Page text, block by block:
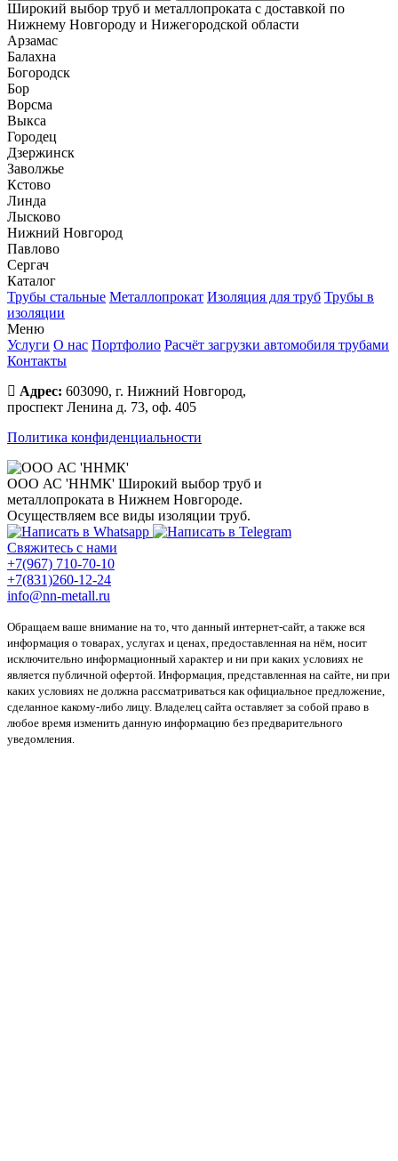
Широкий выбор труб и металлопроката с доставкой по
Нижнему Новгороду и Нижегородской области
Арзамас
Балахна
Богородск
Бор
Ворсма
Выкса
Городец
Дзержинск
Заволжье
Кстово
Линда
Лысково
Нижний Новгород
Павлово
Сергач
Каталог
Трубы стальные Металлопрокат Изоляция для труб Трубы в
изоляции
Меню
Услуги О нас Портфолио Расчёт загрузки автомобиля трубами
Контакты
Адрес: 603090, г. Нижний Новгород,
проспект Ленина д. 73, оф. 405
Политика конфиденциальности
ООО АС 'ННМК' Широкий выбор труб и
металлопроката в Нижнем Новгороде.
Осуществляем все виды изоляции труб.
Свяжитесь с нами
+7(967) 710-70-10
+7(831)260-12-24
info@nn-metall.ru
Обращаем ваше внимание на то, что данный интернет-сайт, а также вся
информация о товарах, услугах и ценах, предоставленная на нём, носит
исключительно информационный характер и ни при каких условиях не
является публичной офертой. Информация, представленная на сайте, ни при
каких условиях не должна рассматриваться как официальное предложение,
сделанное какому-либо лицу. Владелец сайта оставляет за собой право в
любое время изменить данную информацию без предварительного
уведомления.